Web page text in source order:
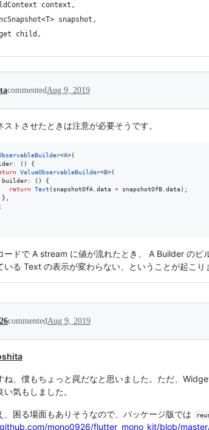
context,
snapshot,
child,
commentedAug 9, 2019
ストさせたときは注意が必要そうです。
<A>(
:
() {
ValueObservableBuilder<B>(
builder
:
() {
return Text (snapshotOfA.data + snapshotOfB.data);
ードで A stream に値が流れたとき、 A Builder の
いる Text の表示が変わらない、ということが起こり
commentedAug 9, 2019
ね、僕もちょっと罠だなと思いました。ただ、
い気もしました。
、困る場面もありそうなので、パッケージ版では
mono0926/flutter_mono_kit/blob/